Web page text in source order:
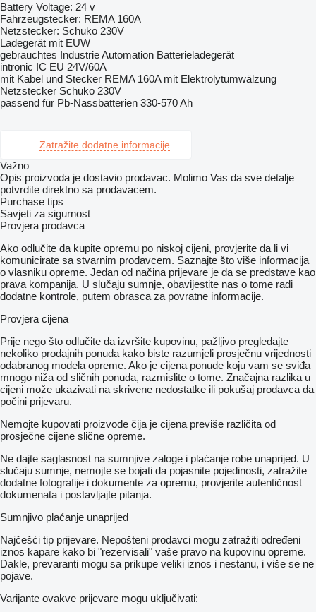
Battery Voltage: 24 v
Fahrzeugstecker: REMA 160A
Netzstecker: Schuko 230V
Ladegerät mit EUW
gebrauchtes Industrie Automation Batterieladegerät
intronic IC EU 24V/60A
mit Kabel und Stecker REMA 160A mit Elektrolytumwälzung
Netzstecker Schuko 230V
passend für Pb-Nassbatterien 330-570 Ah
Zatražite dodatne informacije
Važno
Opis proizvoda je dostavio prodavac. Molimo Vas da sve detalje
potvrdite direktno sa prodavacem.
Purchase tips
Savjeti za sigurnost
Provjera prodavca
Ako odlučite da kupite opremu po niskoj cijeni, provjerite da li vi
komunicirate sa stvarnim prodavcem. Saznajte što više informacija
o vlasniku opreme. Jedan od načina prijevare je da se predstave kao
prava kompanija. U slučaju sumnje, obavijestite nas o tome radi
dodatne kontrole, putem obrasca za povratne informacije.
Provjera cijena
Prije nego što odlučite da izvršite kupovinu, pažljivo pregledajte
nekoliko prodajnih ponuda kako biste razumjeli prosječnu vrijednosti
odabranog modela opreme. Ako je cijena ponude koju vam se sviđa
mnogo niža od sličnih ponuda, razmislite o tome. Značajna razlika u
cijeni može ukazivati ​​na skrivene nedostatke ili pokušaj prodavca da
počini prijevaru.
Nemojte kupovati proizvode čija je cijena previše različita od
prosječne cijene slične opreme.
Ne dajte saglasnost na sumnjive zaloge i plaćanje robe unaprijed. U
slučaju sumnje, nemojte se bojati da pojasnite pojedinosti, zatražite
dodatne fotografije i dokumente za opremu, provjerite autentičnost
dokumenata i postavljajte pitanja.
Sumnjivo plaćanje unaprijed
Najčešći tip prijevare. Nepošteni prodavci mogu zatražiti određeni
iznos kapare kako bi "rezervisali" vaše pravo na kupovinu opreme.
Dakle, prevaranti mogu sa prikupe veliki iznos i nestanu, i više se ne
pojave.
Varijante ovakve prijevare mogu uključivati: